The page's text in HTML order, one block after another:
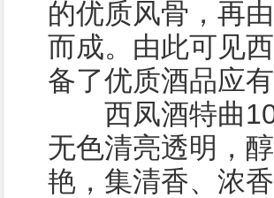
的优质风骨，再
而成。由此可见
备了优质酒品应
西凤酒特曲10
无色清亮透明，
艳，集清香、浓